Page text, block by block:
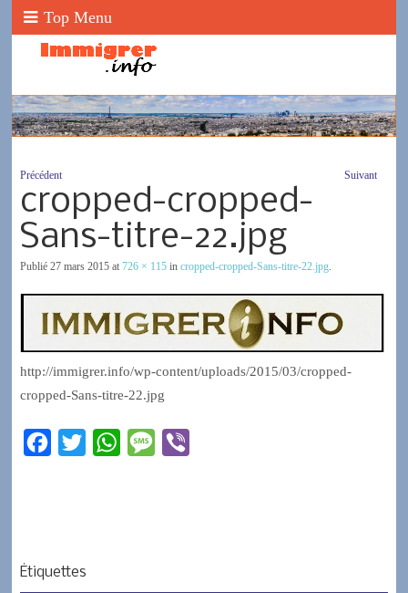
Top Menu
Précédent Suivant
cropped-cropped-
Sans-titre-22.jpg
Publié 27 mars 2015at 726 × 115in cropped-cropped-Sans-titre-22.jpg.
http://immigrer.info/wp-content/uploads/2015/03/cropped-
cropped-Sans-titre-22.jpg
o
e
W
M
Étiquettes